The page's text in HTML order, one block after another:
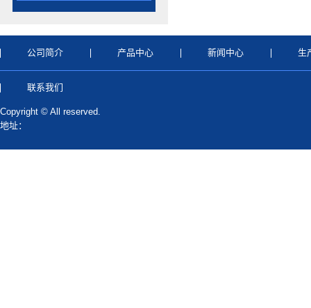
公司简介 产品中心 新闻中心 生
联系我们
Copyright © All reserved.
地址：